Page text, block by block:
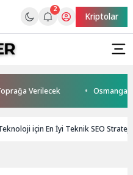
2
Kriptolar
Verilecek
için En İyi Teknik SEO